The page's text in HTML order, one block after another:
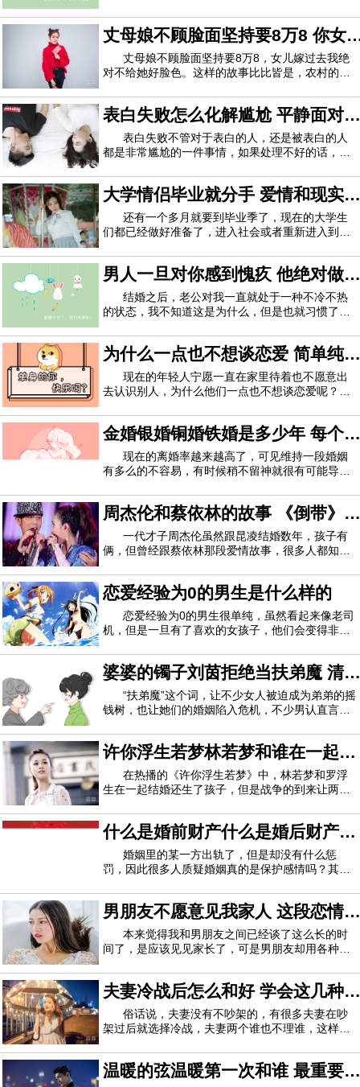
脾气。经朋友认识现在的女友薇薇。刚开始感觉薇
薇非常好，善良，温柔，有耐心，脾气好，但是，
后来我住薇薇家，我，我女友，和薇薇妹妹三
丈母娘不顾脸面坚持要8万8 你女
儿嫁过去我绝对不给好脸色
丈母娘不顾脸面坚持要8万8，女儿嫁过去我绝
对不给她好脸色。这样的故事比比皆是，农村的彩
情还存在吗？我家是山东，父母在我六岁离异，我
随母亲迁居上级二线沿海城市，母亲很艰难的带大
我，环境养成了她很强势的性格，但对女友很
表白失败怎么化解尴尬 平静面对
才能有交往的机会
表白失败不管对于表白的人，还是被表白的人
都是非常尴尬的一件事情，如果处理不好的话，最
怎么化解尴尬，一起来看看吧！1、让自己从伤心
中走出来表白失败和失恋的痛苦程度不一样，表白
失败是两个人还没有开始一段恋情，没有共同
大学情侣毕业就分手 爱情和现实
应该如何选择
还有一个多月就要到毕业季了，现在的大学生
们都已经做好准备了，进入社会或者重新进入到学
到一个人一生的命运。但是不少的学校里面在毕业
季的时候都会有一句传言，并且不少的人在这个阶
段的时候都逃不过这个魔咒，那就是大学情侣
男人一旦对你感到愧疚 他绝对做
了对不起你的事
结婚之后，老公对我一直就处于一种不冷不热
的状态，我不知道这是为什么，但是也就习惯了，
出现之后，家里人觉得差不多，我年纪也大了，等
不起了，就让我们在一起了。所以，结婚之后的生
活，基本上，我们就是按部就班，自己觉得像
为什么一点也不想谈恋爱 简单纯
粹的恋情越来越少了
现在的年轻人宁愿一直在家里待着也不愿意出
去认识别人，为什么他们一点也不想谈恋爱呢？因
个人在一起就是，从初识有好感确立关系一层一层
暴露自己的过程，经过无数次撕心裂肺的争吵，最
后达到一个平衡。把自己最最真实的一面完全
金婚银婚铜婚铁婚是多少年 每个
结婚纪念日都很有意义
现在的离婚率越来越高了，可见维持一段婚姻
有多么的不容易，有时候稍不留神就很有可能导致
每一个结婚纪念日都有它自己的名称，那么金婚银
婚铜婚铁婚都是多少年呢？1、金婚结婚50周年叫
做金婚，形容婚姻像金子一样坚不可摧，情比
周杰伦和蔡依林的故事 《倒带》
跟《彩虹》竟有这些不为人知的秘
密
一代才子周杰伦虽然跟昆凌结婚数年，孩子有
俩，但曾经跟蔡依林那段爱情故事，很多人都知
情故事也是很让人心疼，有缘无分的俩人最终还是
没在一起。周杰伦和蔡依林有哪些不为人知的故事
呢？如今周杰伦和昆凌结婚生子，羡煞他人，但
恋爱经验为0的男生是什么样的
恋爱经验为0的男生很单纯，虽然看起来像老司
机，但是一旦有了喜欢的女孩子，他们会变得非常
这样傻傻的很可爱，你喜欢这种男孩子吗？
婆婆的镯子刘茵拒绝当扶弟魔 清
醒独立的当代女性yyds
“扶弟魔”这个词，让不少女人被迫成为弟弟的摇
钱树，也让她们的婚姻陷入危机，不少男认直言不
舅子的生活都要负担在自己的身上，而在电视剧
《婆婆的镯子》中，刘茵拒绝当扶弟魔，刘茵的果
决和坚定值得所有被迫扶弟的姐姐学习。
许你浮生若梦林若梦和谁在一起了
嫁给罗浮生却终究不能长相厮守
在热播的《许你浮生若梦》中，林若梦和罗浮
生在一起结婚还生了孩子，但是战争的到来让两个
即使到最后一刻，两个人也没能见到。《许你浮生
若梦》主要讲述了2016年夏，在法国长大的华裔，
美食评论家，美食杂志资深编辑林静芸，来上
什么是婚前财产什么是婚后财产
婚姻里需要的是信任
婚姻里的某一方出轨了，但是却没有什么惩
罚，因此很多人质疑婚姻真的是保护感情吗？其实
说，什么是婚前财产什么是婚后财产？首先，婚前
财产指的就是结婚前你的财产，婚前财产归个人所
有，是以结婚证的登记日期为限，登记日期以前
男朋友不愿意见我家人 这段恋情
还有坚持下去的必要吗
本来觉得我和男朋友之间已经谈了这么长的时
间了，是应该见见家长了，可是男朋友却用各种借
我家见见我父母的提议也被男朋友给拒绝了，现在
我家这边逼得有点紧，我都不知道该怎么办才好？
我和他交往快两年了，我和他也是一个公司的
夫妻冷战后怎么和好 学会这几种
方法让你们甜蜜如初
俗话说，夫妻没有不吵架的，有很多夫妻在吵
架过后就选择冷战，夫妻两个谁也不理谁，这样是
正解决问题，那么夫妻吵架后应该怎么做才能和好
呢？1、找朋友或者家人倾诉有时候当局者迷，双
温暖的弦温暖第一次和谁 最重要